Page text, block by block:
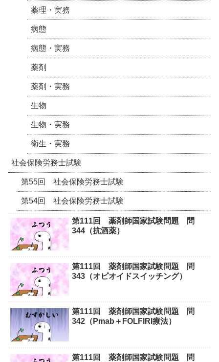
薬理・実務
病態
病態・実務
薬剤
薬剤・実務
生物
生物・実務
衛生・実務
社会保険労務士試験
第55回 社会保険労務士試験
第54回 社会保険労務士試験
第111回 薬剤師国家試験問題 問
344（抗酒薬）
第111回 薬剤師国家試験問題 問
343（オピオイドスイッチング）
第111回 薬剤師国家試験問題 問
342（Pmab＋FOLFIRI療法）
第111回 薬剤師国家試験問題 問